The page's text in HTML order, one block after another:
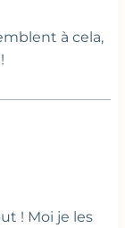
à cela,
! Moi je les